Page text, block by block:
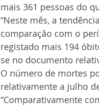
mais 361 pessoas do
“Neste mês, a
comparação com o
registado mais 194
se no documento
O número de mortes
relativamente a julho
“Comparativamente